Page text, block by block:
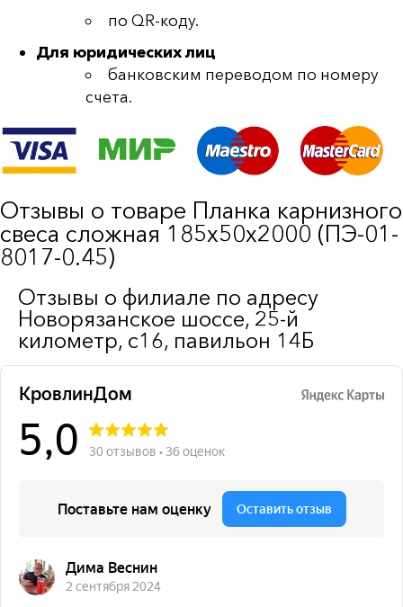
по QR-коду.
Для юридических лиц
банковским переводом по номеру
счета.
Отзывы о товаре Планка карнизного
свеса сложная 185х50х2000 (ПЭ-01-
8017-0.45)
Отзывы о филиале по адресу
Новорязанское шоссе, 25-й
километр, с16, павильон 14Б